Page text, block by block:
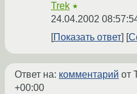
Trek ★
24.04.2002
Показать ответ
Ответ на: комментарий от
+00:00